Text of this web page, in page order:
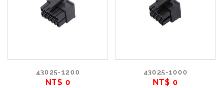
43025-1200
NT$ 0
43025-1000
NT$ 0